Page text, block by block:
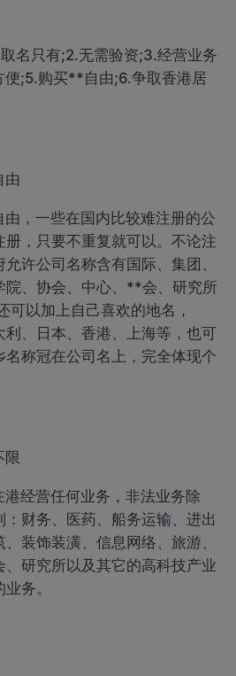
名只有;2.无需验资;3.经营业务
便;5.购买**自由;6.争取香港居
由
，一些在国内比较难注册的公
，只要不重复就可以。不论注
许公司名称含有国际、集团、
院、协会、中心、**会、研究所
可以加上自己喜欢的地名，
、日本、香港、上海等，也可
名称冠在公司名上，完全体现个
限
经营任何业务，非法业务除
财务、医药、船务运输、进出
装饰装潢、信息网络、旅游、
研究所以及其它的高科技产业
务。